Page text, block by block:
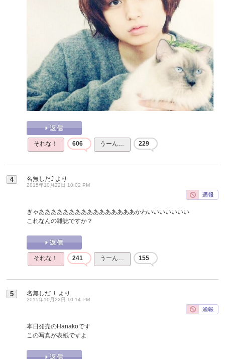
それな！ 606 うーん… 229
4 名無しだJ より
2015年10月22日 10:02 PM
ぎゃああああああああああああああああかわいいいいいいい
これなんの雑誌ですか？
それな！ 241 うーん… 155
5 名無しだＪ より
2015年10月22日 10:14 PM
本日発売のHanakoです
この写真が表紙ですよ